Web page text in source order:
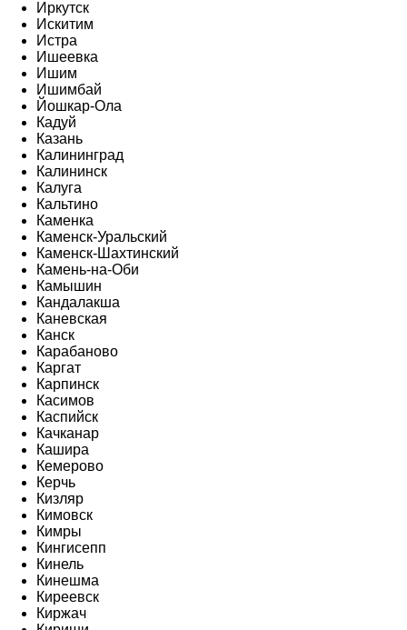
Иркутск
Искитим
Истра
Ишеевка
Ишим
Ишимбай
Йошкар-Ола
Кадуй
Казань
Калининград
Калининск
Калуга
Кальтино
Каменка
Каменск-Уральский
Каменск-Шахтинский
Камень-на-Оби
Камышин
Кандалакша
Каневская
Канск
Карабаново
Каргат
Карпинск
Касимов
Каспийск
Качканар
Кашира
Кемерово
Керчь
Кизляр
Кимовск
Кимры
Кингисепп
Кинель
Кинешма
Киреевск
Киржач